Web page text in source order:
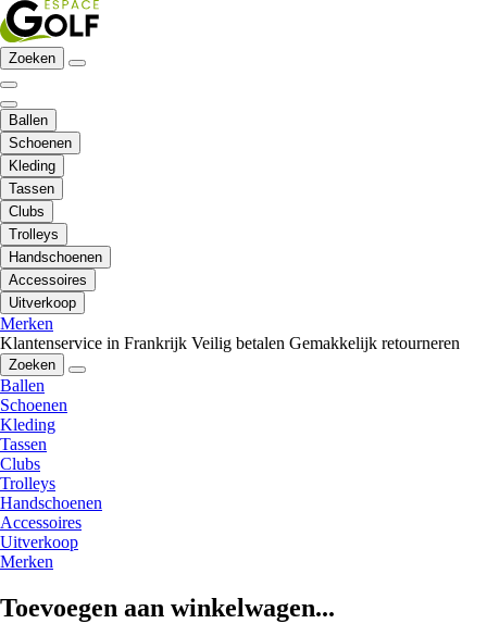
Zoeken
Ballen
Schoenen
Kleding
Tassen
Clubs
Trolleys
Handschoenen
Accessoires
Uitverkoop
Merken
Klantenservice in Frankrijk Veilig betalen Gemakkelijk retourneren
Zoeken
Ballen
Schoenen
Kleding
Tassen
Clubs
Trolleys
Handschoenen
Accessoires
Uitverkoop
Merken
Toevoegen aan winkelwagen...